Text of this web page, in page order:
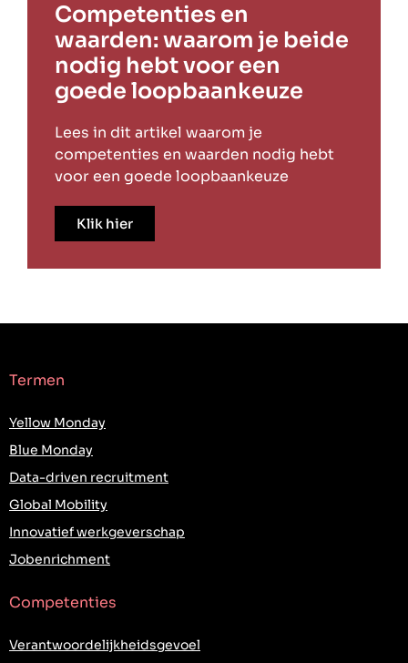
Competenties en
waarden: waarom je beide
nodig hebt voor een
goede loopbaankeuze
Lees in dit artikel waarom je
competenties en waarden nodig hebt
voor een goede loopbaankeuze
Klik hier
Termen
Yellow Monday
Blue Monday
Data-driven recruitment
Global Mobility
Innovatief werkgeverschap
Jobenrichment
Competenties
Verantwoordelijkheidsgevoel